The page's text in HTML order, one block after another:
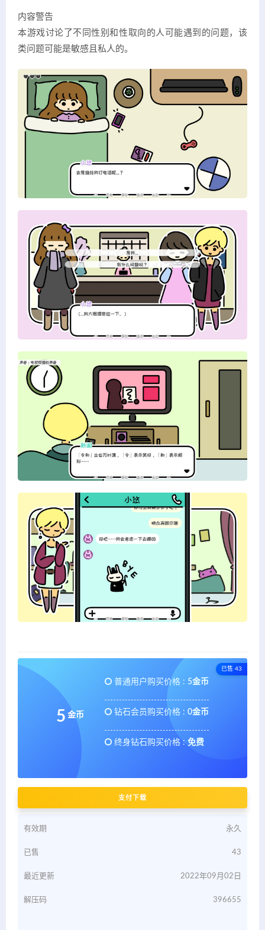
内容警告
本游戏讨论了不同性别和性取向的人可能遇到的问题，该
类问题可能是敏感且私人的。
已售 43
5 金币
普通用户购买价格 : 5金币
钻石会员购买价格 : 0金币
终身钻石购买价格 : 免费
支付下载
有效期 永久
已售 43
最近更新 2022年09月02日
解压码 396655